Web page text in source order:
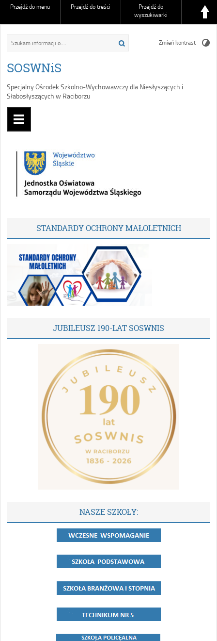
Przejdź do menu Przejdź do treści
Przejdź do
wyszukiwarki
SOSWNiS
Specjalny Ośrodek Szkolno-Wychowawczy dla Niesłyszących i
Słabosłyszących w Raciborzu
Zmień kontrast
STANDARDY OCHRONY MAŁOLETNICH
JUBILEUSZ 190-LAT SOSWNIS
NASZE SZKOŁY: